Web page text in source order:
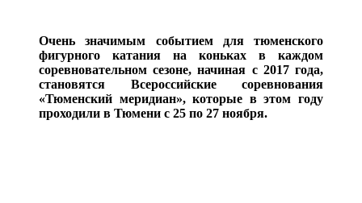
Очень значимым событием для тюменского
фигурного катания на коньках в каждом
соревновательном сезоне, начиная с 2017 года,
становятся Всероссийские соревнования
«Тюменский меридиан», которые в этом году
проходили в Тюмени с 25 по 27 ноября.